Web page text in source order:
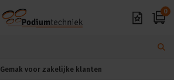
0
Gemak voor zakelijke klanten